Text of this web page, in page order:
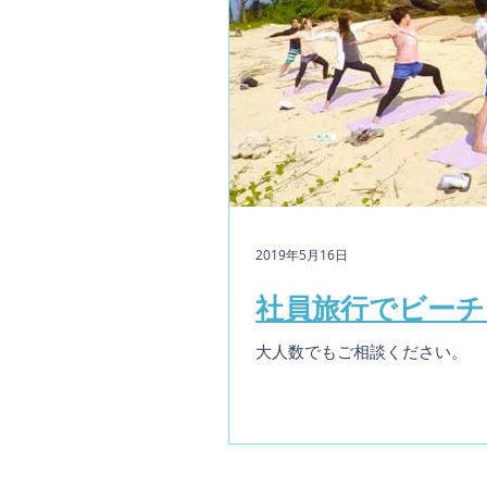
社員旅行でビー
大人数でもご相談ください。
2019年5月16日